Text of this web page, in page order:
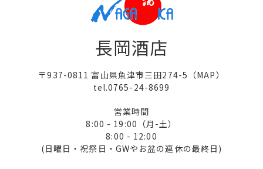
長岡酒店
〒937-0811 富山県魚津市三田274-5（MAP）
tel.0765-24-8699
営業時間
8:00 - 19:00（月-土）
8:00 - 12:00
(日曜日・祝祭日・GWやお盆の連休の最終日)